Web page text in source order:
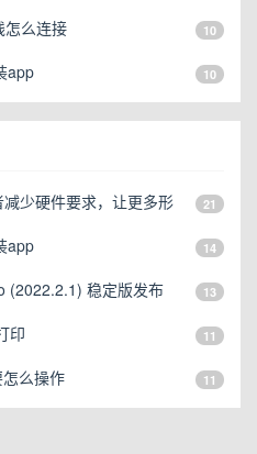
怎么连接 10
app 10
少硬件要求，让更多形
21
app 14
(2022.2.1) 稳定版发布 13
印 11
么操作 11